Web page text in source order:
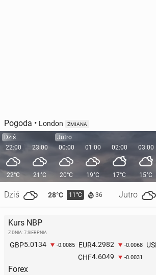
Pogoda • London ZMIANA
Dziś
22:00
22°C
Dziś 28°C 11°C 36 Jutro
23:00
21°C
Jutro
00:00
20°C
01:00
19°C
02:00
17°C
03:00
15°C
Kurs NBP
Z DNIA: 7 SIERPNIA
GBP5.0134 -0.0085 EUR4.2982 -0.0068
CHF4.6049 -0.0031
Forex